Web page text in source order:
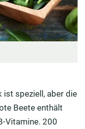
ist speziell, aber die
Beete enthält
Vitamine. 200